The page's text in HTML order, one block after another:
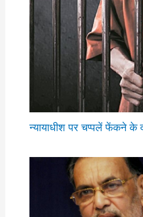
न्यायाधीश पर चप्पलें फेंकने के